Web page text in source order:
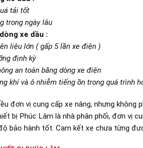
tải tốt
trong ngày lâu
xe dầu :
liệu lớn ( gấp 5 lần xe điện )
định kỳ
an toàn bằng dòng xe điện
khí và ô nhiễm tiếng ồn trong quá trình
đơn vị cung cấp xe nâng, nhưng
bị Phúc Lâm là nhà phân phối, đơn vị
bảo hành tốt. Cam kết xe chưa từng